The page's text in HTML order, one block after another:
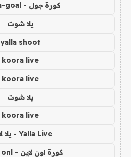
كورة جول - koora-goal
يلا شوت
yalla shoot
koora live
koora live
يلا شوت
koora live
Yalla Live - يلا لايف
كورة اون لاين - koora onl